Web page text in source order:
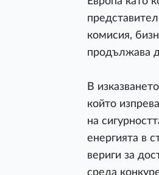
комисия,
продължава
В
който
на
енергията в
вериги за
среда